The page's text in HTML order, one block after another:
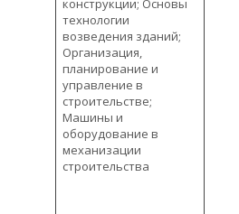
конструкции; Основы
технологии
возведения зданий;
Организация,
планирование и
управление в
строительстве;
Машины и
оборудование в
механизации
строительства